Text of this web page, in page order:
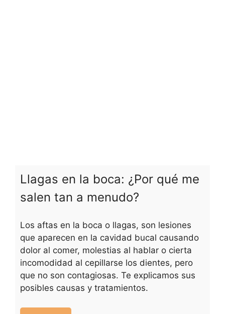
Llagas en la boca: ¿Por qué me
salen tan a menudo?
Los aftas en la boca o llagas, son lesiones
que aparecen en la cavidad bucal causando
dolor al comer, molestias al hablar o cierta
incomodidad al cepillarse los dientes, pero
que no son contagiosas. Te explicamos sus
posibles causas y tratamientos.